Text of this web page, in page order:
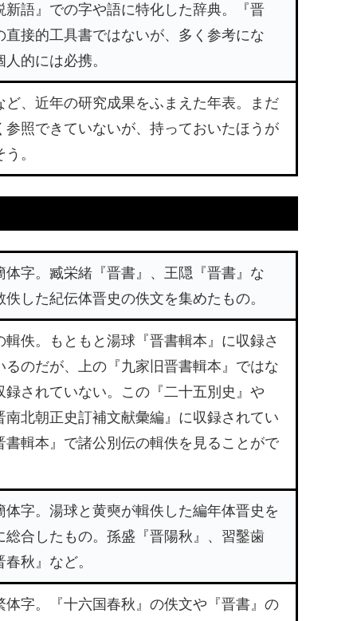
新語』での字や語に特化した辞典。『晋
直接的工具書ではないが、多く参考にな
人的には必携。
ど、近年の研究成果をふまえた年表。まだ
参照できていないが、持っておいたほうが
。
体字。臧栄緒『晋書』、王隠『晋書』な
佚した紀伝体晋史の佚文を集めたもの。
輯佚。もともと湯球『晋書輯本』に収録さ
るのだが、上の『九家旧晋書輯本』ではな
録されていない。この『二十五別史』や
南北朝正史訂補文献彙編』に収録されてい
書輯本』で諸公別伝の輯佚を見ることがで
体字。湯球と黄奭が輯佚した編年体晋史を
総合したもの。孫盛『晋陽秋』、習鑿歯
春秋』など。
体字。『十六国春秋』の佚文や『晋書』の